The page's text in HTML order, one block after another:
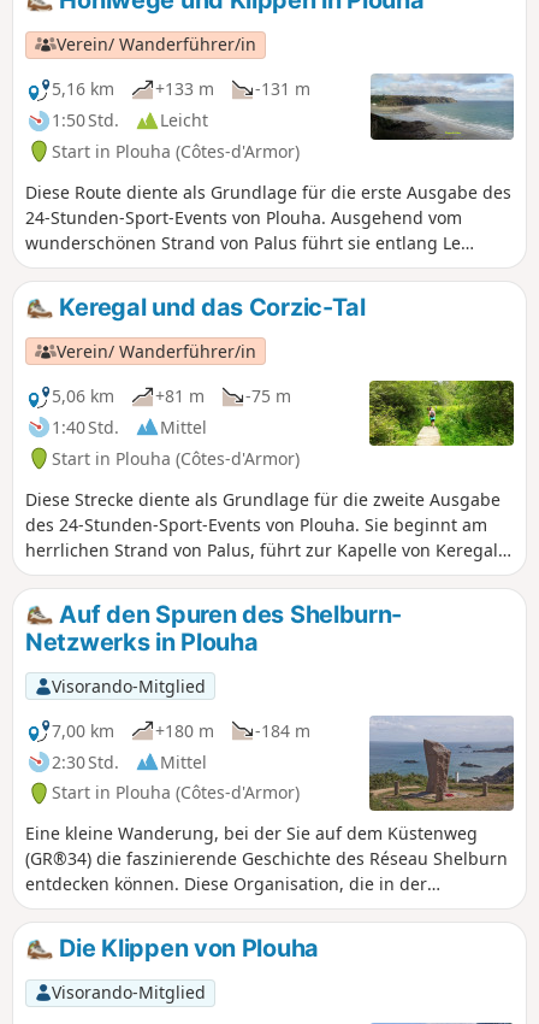
Küste und die höchsten Küstenklippen der Bretagne. Der
Rückweg führt über Landstraßen durch verschiedene
typische Weiler und schöne Waldwege.
Verein/ Wanderführer/in
5,16 km
+133 m
-131 m
1:50 Std.
Leicht
Start in Plouha (Côtes-d'Armor)
Diese Route diente als Grundlage für die erste Ausgabe des
24-Stunden-Sport-Events von Plouha. Ausgehend vom
wunderschönen Strand von Palus führt sie entlang Le
Corzic und steigt dann sanft über einen alten Hohlweg an,
über den man zur Pointe de Plouha gelangt. Von dort aus
hat man einen grandiosen Ausblick. Anschließend geht es
über denGR®34wieder hinunter nach Palus.
Keregal und das Corzic-Tal
Verein/ Wanderführer/in
5,06 km
+81 m
-75 m
1:40 Std.
Mittel
Start in Plouha (Côtes-d'Armor)
Diese Strecke diente als Grundlage für die zweite Ausgabe
des 24-Stunden-Sport-Events von Plouha. Sie beginnt am
herrlichen Strand von Palus, führt zur Kapelle von Keregal
und endet am kleinen Küstenfluss Le Corzic, der uns zurück
zum Meer bringt. Die Strecke verläuft größtenteils im
Unterholz.
Auf den Spuren des Shelburn-
Netzwerks in Plouha
Visorando-Mitglied
7,00 km
+180 m
-184 m
2:30 Std.
Mittel
Start in Plouha (Côtes-d'Armor)
Eine kleine Wanderung, bei der Sie auf dem Küstenweg
(GR®34) die faszinierende Geschichte des Réseau Shelburn
entdecken können. Diese Organisation, die in der
Bevölkerung von Plouhatin verwurzelt war, ermöglichte
1944 144 Menschen die Flucht nach England. Sie wandeln
auf den Spuren der Flieger, die in den dunklen Nächten der
Besatzungszeit unterwegs waren.
Die Klippen von Plouha
Visorando-Mitglied